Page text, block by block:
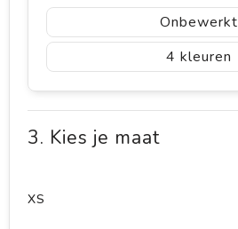
Onbewerkt
4
3. Kies je maat
XS